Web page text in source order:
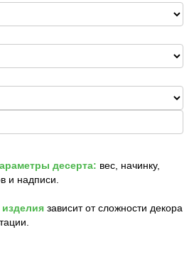
десерта: вес, начинку,
и надписи.
зависит от сложности декора